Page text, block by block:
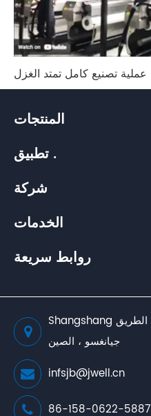
المنتجات
تطبيق .
شركة
الخدمات
روابط سريعة
Shangshang الطريق ، Liyang المدينة ، مقاطعة
جيانغسو ، الصين
infsjb@jwell.cn
86-158-0622-5887